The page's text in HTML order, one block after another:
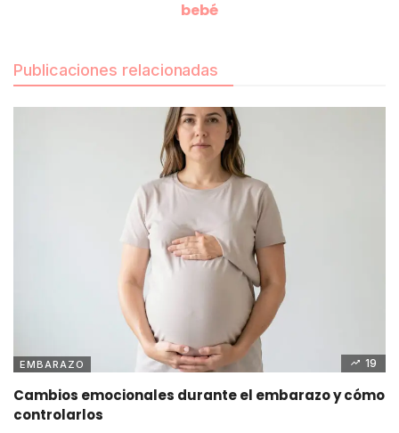
bebé
Publicaciones relacionadas
EMBARAZO 19
Cambios emocionales durante el embarazo y cómo
controlarlos